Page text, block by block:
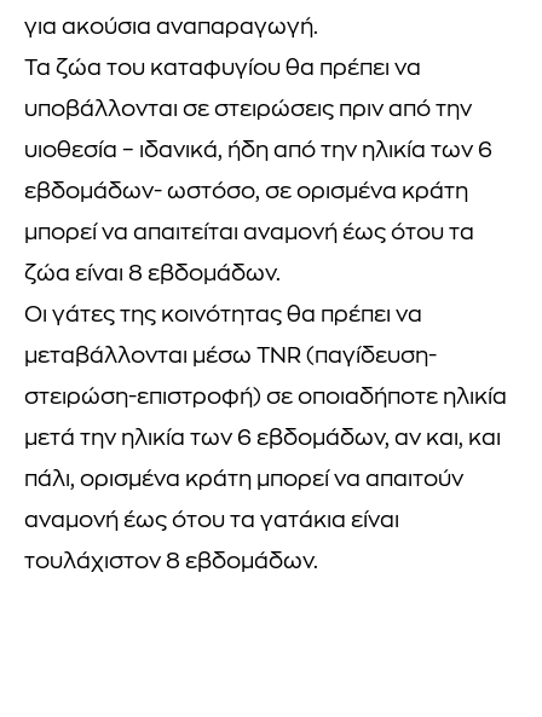
για ακούσια αναπαραγωγή.
Τα ζώα του καταφυγίου θα πρέπει να
υποβάλλονται σε στειρώσεις πριν από την
υιοθεσία – ιδανικά, ήδη από την ηλικία των 6
εβδομάδων- ωστόσο, σε ορισμένα κράτη
μπορεί να απαιτείται αναμονή έως ότου τα
ζώα είναι 8 εβδομάδων.
Οι γάτες της κοινότητας θα πρέπει να
μεταβάλλονται μέσω TNR (παγίδευση-
στειρώση-επιστροφή) σε οποιαδήποτε ηλικία
μετά την ηλικία των 6 εβδομάδων, αν και, και
πάλι, ορισμένα κράτη μπορεί να απαιτούν
αναμονή έως ότου τα γατάκια είναι
τουλάχιστον 8 εβδομάδων.